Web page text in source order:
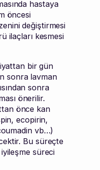
hastaya
öncesi
değiştirmesi
ilaçları kesmesi
bir gün
sonra lavman
sonra
önerilir.
önce kan
ecopirin,
vb…)
Bu süreçte
iyileşme süreci